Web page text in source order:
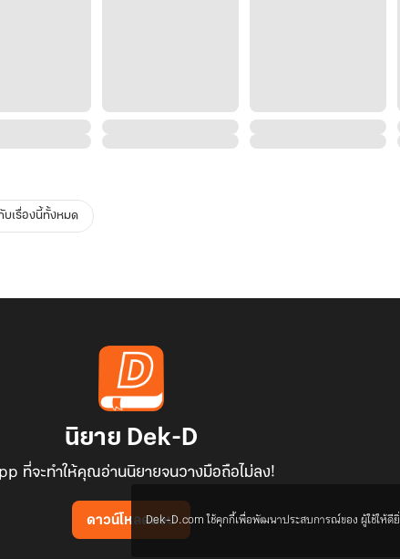
เรื่องนี้ทั้งหมด
นิยาย Dek-D
ที่จะทำให้คุณอ่านนิยายจนวางมือถือไม่ลง!
ดาวน์โหลดแอปDek-D.com ใช้คุกกี้เพื่อพัฒนาประสบการณ์ของ ผู้ใช้ให้ดี